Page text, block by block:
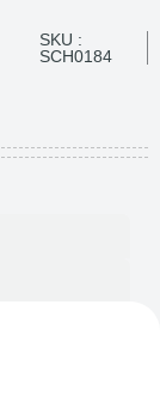
SKU :
SCH0184